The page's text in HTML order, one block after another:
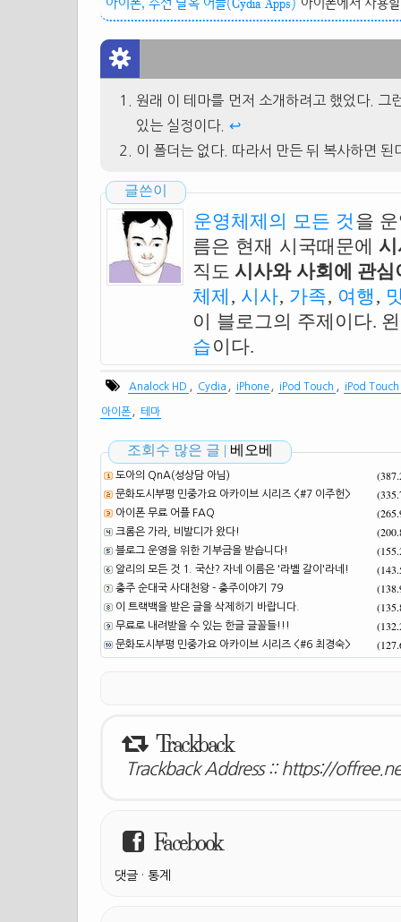
원래 이 테마를 먼저 소개하려고 했었다. 그
있는 실정이다. ↩
이 폴더는 없다. 따라서 만든 뒤 복사하면 된
글쓴이
운영체제의 모든 것 을
름은 현재 시국때문에
직도 시사와 사회에 관
체제 , 시사, 가족, 여행 ,
이 블로그의 주제이다.
습이다.
Analock HD Cydia iPhone iPod Touch iPod Touch
아이폰 테마
조회수 많은 글 | 베오베
도아의 QnA(성상담 아님)
문화도시부평 민중가요 아카이브 시리즈 <#7 이주헌>
아이폰 무료 어플 FAQ
크롬은 가라, 비발디가 왔다!
블로그 운영을 위한 기부금을 받습니다!
알리의 모든 것 1. 국산? 자네 이름은 '라벨 갈이'라네!
충주 순대국 사대천왕 - 충주이야기 79
이 트랙백을 받은 글을 삭제하기 바랍니다.
무료로 내려받을 수 있는 한글 글꼴들!!!
문화도시부평 민중가요 아카이브 시리즈 <#6 최경숙>
Trackback
Trackback Address :: https://
Facebook
댓글 · 통계